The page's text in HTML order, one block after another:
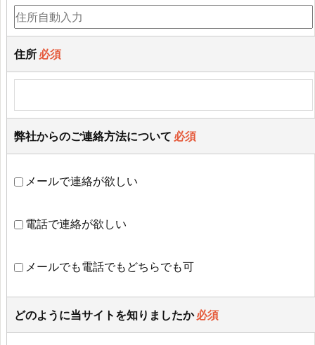
住所 必須
弊社からのご連絡方法について 必須
メールで連絡が欲しい
電話で連絡が欲しい
メールでも電話でもどちらでも可
どのように当サイトを知りましたか 必須